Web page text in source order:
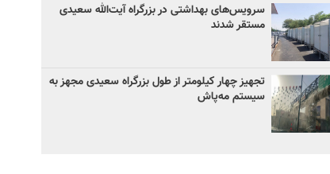
سرویس‌های بهداشتی در بزرگراه آیت‌الله سعیدی
مستقر شدند
تجهیز چهار کیلومتر از طول بزرگراه سعیدی مجهز به
سیستم مه‌پاش